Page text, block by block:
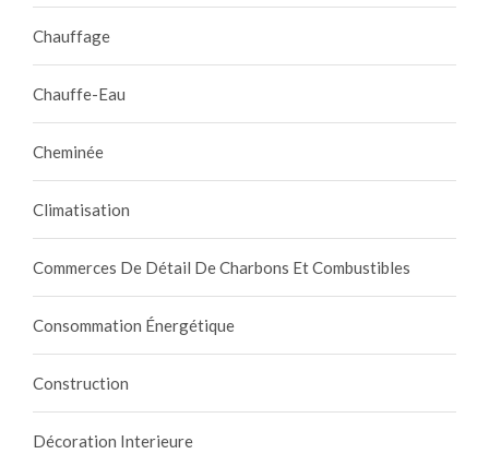
Chauffage
Chauffe-Eau
Cheminée
Climatisation
Commerces De Détail De Charbons Et Combustibles
Consommation Énergétique
Construction
Décoration Interieure